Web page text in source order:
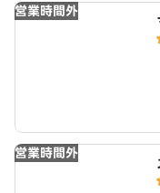
営業時間外
営業時間外